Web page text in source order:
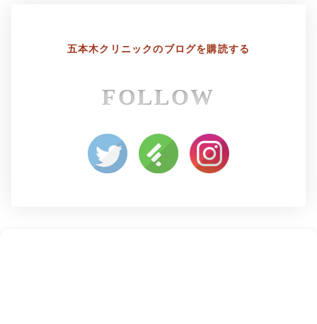
五本木クリニックのブログを購読する
FOLLOW